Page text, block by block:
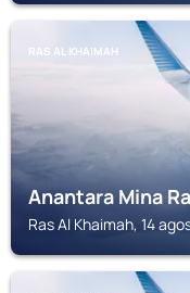
RAS AL KHAIMAH
Anantara Mina
Ras Al Khaimah, 14